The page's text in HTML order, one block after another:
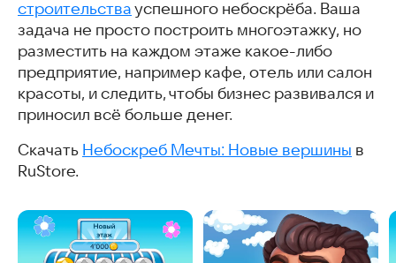
строительства успешного небоскрёба. Ваша
задача не просто построить многоэтажку, но
разместить на каждом этаже какое-либо
предприятие, например кафе, отель или салон
красоты, и следить, чтобы бизнес развивался и
приносил всё больше денег.
Скачать Небоскреб Мечты: Новые вершины в
RuStore.